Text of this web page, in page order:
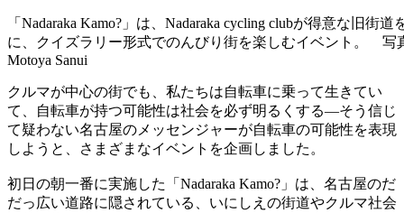
「Nadaraka Kamo?」は、Nadaraka cycling clubが得意な旧街道
に、クイズラリー形式でのんびり街を楽しむイベント。 写
Motoya Sanui
クルマが中心の街でも、私たちは自転車に乗って生きてい
て、自転車が持つ可能性は社会を必ず明るくする―そう信じ
て疑わない名古屋のメッセンジャーが自転車の可能性を表現
しようと、さまざまなイベントを企画しました。
初日の朝一番に実施した「Nadaraka Kamo?」は、名古屋のだ
だっ広い道路に隠されている、いにしえの街道やクルマ社会